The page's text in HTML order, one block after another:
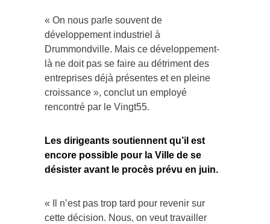
« On nous parle souvent de
développement industriel à
Drummondville. Mais ce développement-
là ne doit pas se faire au détriment des
entreprises déjà présentes et en pleine
croissance », conclut un employé
rencontré par le Vingt55.
Les dirigeants soutiennent qu’il est
encore possible pour la Ville de se
désister avant le procès prévu en juin.
« Il n’est pas trop tard pour revenir sur
cette décision. Nous, on veut travailler